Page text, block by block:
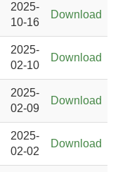
2025-
10-16
Download
2025-
02-10
Download
2025-
02-09
Download
2025-
02-02
Download